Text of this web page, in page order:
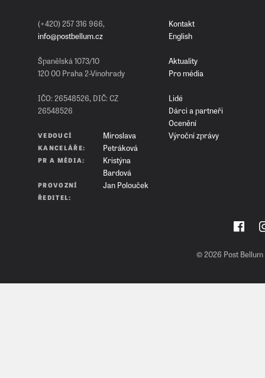
(+420) 257 316 966,
info@postbellum.cz
Španělská 1073/10
120 00 Praha 2-Vinohrady
IČO: 26548526, DIČ: CZ
26548526
VEDOUCÍ
KANCELÁŘE:
Miroslava
Petráková
PR A MÉDIA:
Kristýna
Bardová
PROVOZNÍ
ŘEDITEL:
Jan Polouček
Kontakt
English
Aktuality
Pro média
Lidé
Dárci a partneři
Ocenění
Výroční zprávy
© 2026 Post